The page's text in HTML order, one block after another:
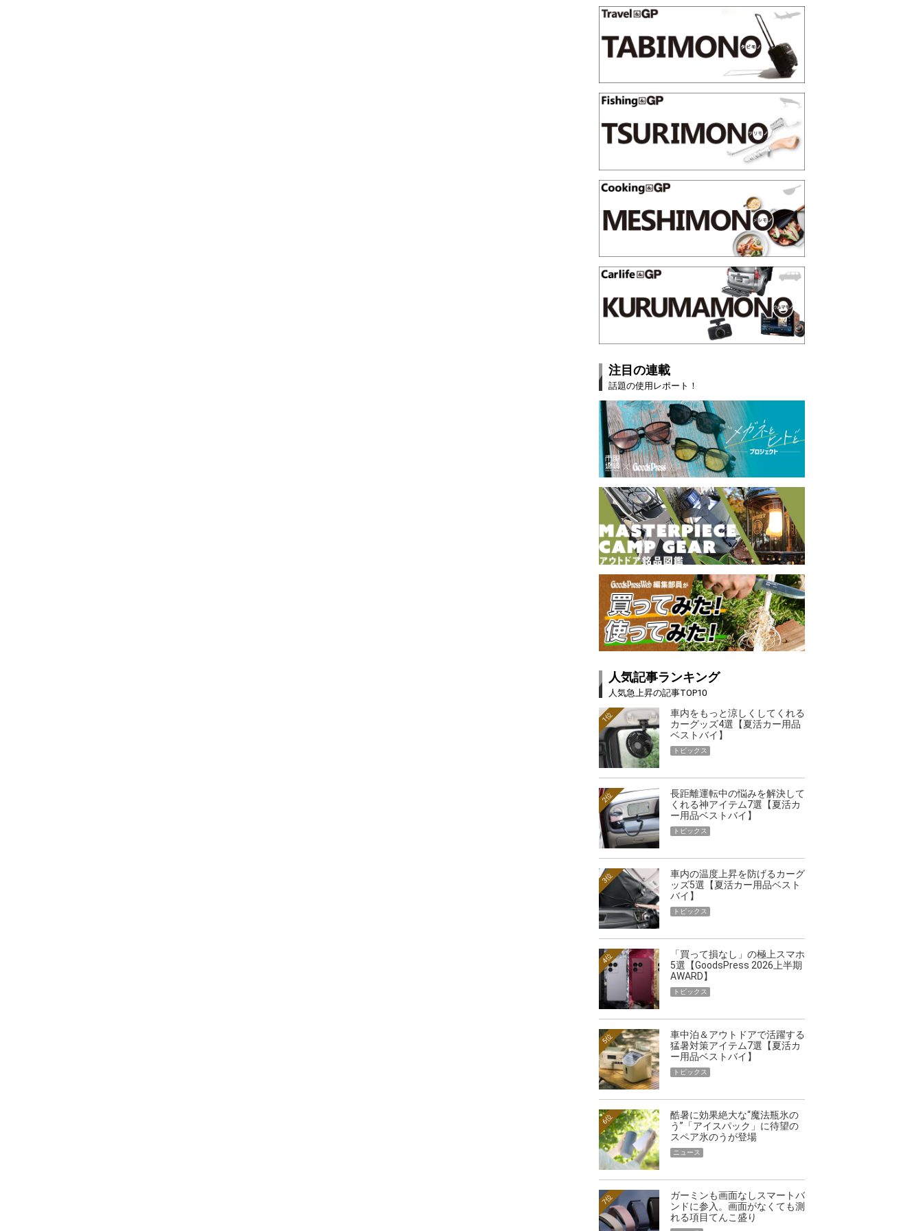
注目の連載
話題の使用レポート！
人気記事ランキング
人気急上昇の記事TOP10
車内をもっと涼しくしてくれる
カーグッズ4選【夏活カー用品
ベストバイ】
1位
トピックス
長距離運転中の悩みを解決して
くれる神アイテム7選【夏活カ
ー用品ベストバイ】
2位
トピックス
車内の温度上昇を防げるカーグ
ッズ5選【夏活カー用品ベスト
バイ】
3位
トピックス
「買って損なし」の極上スマホ
5選【GoodsPress 2026上半期
AWARD】
4位
トピックス
車中泊＆アウトドアで活躍する
猛暑対策アイテム7選【夏活カ
ー用品ベストバイ】
5位
トピックス
酷暑に効果絶大な“魔法瓶氷の
う”「アイスパック」に待望の
スペア氷のうが登場
6位
ニュース
ガーミンも画面なしスマートバ
ンドに参入。画面がなくても測
れる項目てんこ盛り
7位